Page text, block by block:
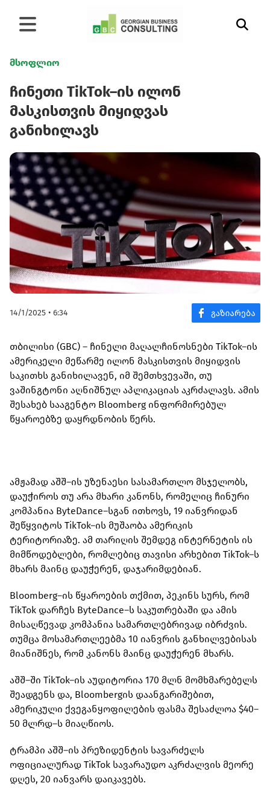
მსოფლიო
ჩინეთი TikTok–ის ილონ
მასკისთვის მიყიდვას
განიხილავს
14/1/2025 • 6:34
თბილისი (GBC) – ჩინელი მაღალჩინოსნები TikTok–ის
ამერიკელი მეწარმე ილონ მასკისთვის მიყიდვის
საკითხს განიხილავენ, იმ შემთხვევაში, თუ
ვაშინგტონი აღნიშნულ აპლიკაციას აკრძალავს. ამის
შესახებ სააგენტო Bloomberg ინფორმირებულ
წყაროებზე დაყრდნობის წერს.
ამჟამად აშშ–ის უზენაესი სასამართლო მსჯელობს,
დაუჭიროს თუ არა მხარი კანონს, რომელიც ჩინური
კომპანია ByteDance–სგან ითხოვს, 19 იანვრიდან
შეწყვიტოს TikTok–ის მუშაობა ამერიკის
ტერიტორიაზე. ამ თარიღის შემდეგ ინტერნეტის ის
მიმწოდებლები, რომლებიც თავისი არხებით TikTok–ს
მხარს მაინც დაუჭერენ, დაჯარიმდებიან.
Bloomberg–ის წყაროების თქმით, პეკინს სურს, რომ
TikTok დარჩეს ByteDance–ს საკუთრებაში და ამის
მისაღწევად კომპანია სამართლებრივად იბრძვის.
თუმცა მოსამართლეებმა 10 იანვრის განხილვებისას
მიანიშნეს, რომ კანონს მაინც დაუჭერენ მხარს.
აშშ–ში TikTok–ის აუდიტორია 170 მლნ მომხმარებელს
შეადგენს და, Bloombergის დაანგარიშებით,
ამერიკული ქვეგანყოფილების ფასმა შესაძლოა $40–
50 მლრდ–ს მიაღწიოს.
ტრამპი აშშ–ის პრეზიდენტის სავარძელს
ოფიციალურად TikTok სავარაუდო აკრძალვის მეორე
დღეს, 20 იანვარს დაიკავებს.